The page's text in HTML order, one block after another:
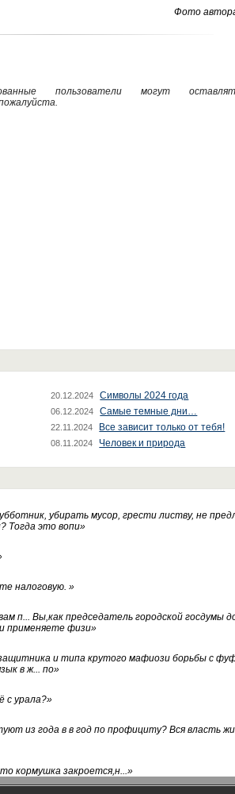
Фото
пользователи могут
20.12.2024 Символы 2024 года
06.12.2024 Самые темные дни…
22.11.2024 Все зависит только от тебя!
08.11.2024 Человек и природа
убирать мусор, грести листву, не
Тогда это вопи»
налоговую. »
п... Вы,как председатель городской госдумы
применяете физи»
и типа крутого мафиози борьбы с
в ж... по»
с урала?»
из года в в год по профициту? Вся власть
кормушка закроется,н...»